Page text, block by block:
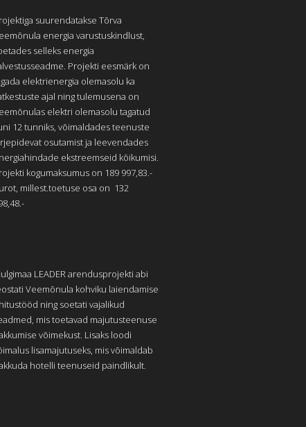
suurendatakse Tõrva
energia varustuskindlust,
selleks energia
Projekti eesmärk on
elektrienergia olemasolu ka
ajal ning tulemusena on
elektri olemasolu tagatud
12 tunniks, võimaldades teenuste
osutamist ja leevendades
ekstreemseid kõikumisi.
kogumaksumus on 189 997,83.-
millest.toetuse osa on 132
LEADER arendusprojekti abi
Veemõnula kohviku laiendamise
ning soetati vajalikud
mis toetavad majutusteenuse
võimekust. Lisaks loodi
lisamajutuseks, mis võimaldab
hotelli teenuseid paindlikult.